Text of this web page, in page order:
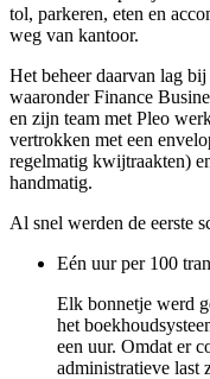
tol, parkeren, eten en
weg van kantoor.
Het beheer daarvan lag
waaronder Finance
en zijn team met Pleo
vertrokken met een
regelmatig kwijtraakten)
handmatig.
Al snel werden de eerste
Eén uur per 100
Elk bonnetje werd
het
een uur. Omdat er
administratieve last